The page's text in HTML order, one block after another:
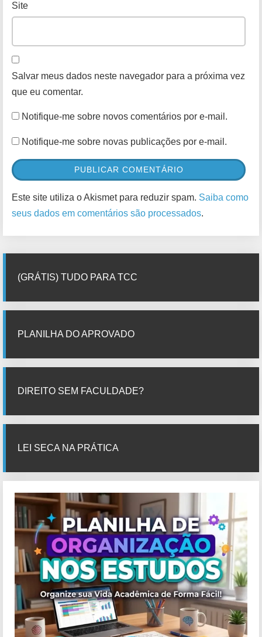
Site
Salvar meus dados neste navegador para a próxima vez
que eu comentar.
Notifique-me sobre novos comentários por e-mail.
Notifique-me sobre novas publicações por e-mail.
Este site utiliza o Akismet para reduzir spam. Saiba como
seus dados em comentários são processados.
(GRÁTIS) TUDO PARA TCC
PLANILHA DO APROVADO
DIREITO SEM FACULDADE?
LEI SECA NA PRÁTICA